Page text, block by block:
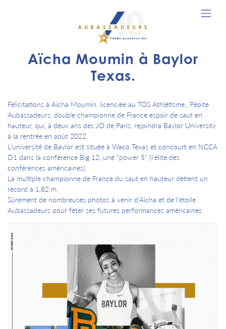
Aïcha Moumin à Baylor
Texas.
Félicitations à Aïcha Moumin, licenciée au TOS Athlétisme,, Pépite
Aubassadeurs, double championne de France espoir de saut en
hauteur, qui, à deux ans des JO de Paris, rejoindra Baylor University
à la rentrée en août 2022.
L'université de Baylor est située à Waco Texas et concourt en NCCA
D1 dans la conférence Big 12, une "power 5" (l'élite des
conférences américaines).
La multiple championne de France du saut en hauteur détient un
record à 1,82 m.
Sûrement de nombreuses photos à venir d'Aïcha et de l'étoile
Aubassadeurs pour fêter ses futures performances américaines